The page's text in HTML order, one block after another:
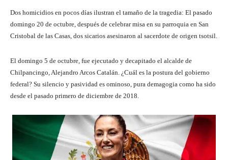
Dos homicidios en pocos días ilustran el tamaño de la tragedia: El pasado
domingo 20 de octubre, después de celebrar misa en su parroquia en San
Cristobal de las Casas, dos sicarios asesinaron al sacerdote de origen tsotsil.
El domingo 5 de octubre, fue ejecutado y decapitado el alcalde de
Chilpancingo, Alejandro Arcos Catalán. ¿Cuál es la postura del gobierno
federal? Su silencio y pasividad es ominoso, pura demagogia como ha sido
desde el pasado primero de diciembre de 2018.